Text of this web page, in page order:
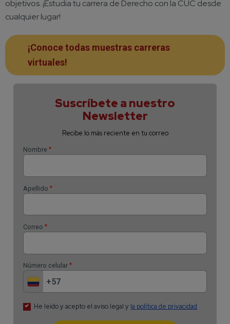
objetivos. ¡Estudia tu carrera de Derecho con la CUC desde
cualquier lugar!
¡Conoce todas muestras carreras
virtuales!